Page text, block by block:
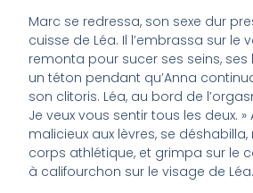
Marc se redressa, son sexe dur
cuisse de Léa. Il l’embrassa sur le
remonta pour sucer ses seins,
un téton pendant qu’Anna
son clitoris. Léa, au bord de
Je veux vous sentir tous les deux. »
malicieux aux lèvres, se
corps athlétique, et grimpa sur le
à califourchon sur le visage de Léa.